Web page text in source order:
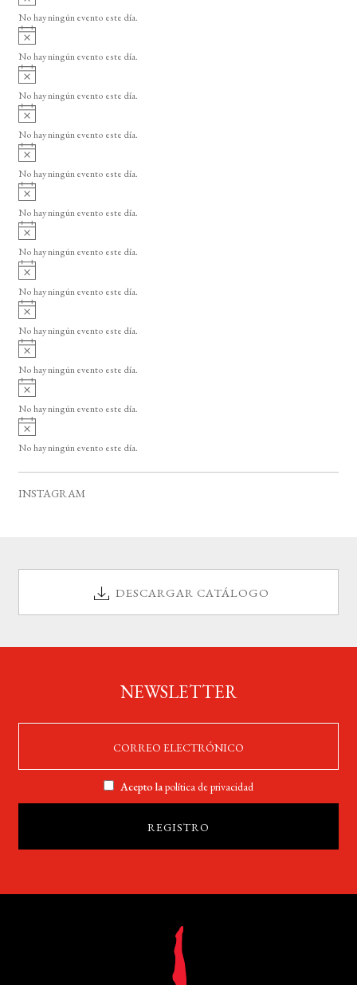
o
v
i
o
No hay ningún evento este día.
A
v
i
o
No hay ningún evento este día.
A
v
i
o
No hay ningún evento este día.
A
v
i
o
No hay ningún evento este día.
A
v
i
o
No hay ningún evento este día.
A
v
i
o
No hay ningún evento este día.
A
v
i
o
No hay ningún evento este día.
A
v
i
o
No hay ningún evento este día.
A
v
i
o
No hay ningún evento este día.
A
v
i
o
No hay ningún evento este día.
A
v
i
o
No hay ningún evento este día.
A
v
i
No hay ningún evento este día.
INSTAGRAM
DESCARGAR CATÁLOGO
NEWSLETTER
Acepto lapolítica de privacidad